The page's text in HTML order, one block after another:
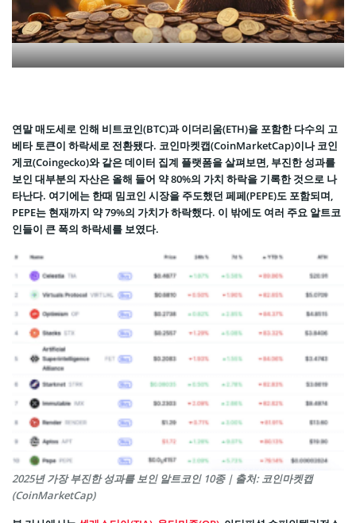
연말 매도세로 인해 비트코인(BTC)과 이더리움(ETH)을 포함한 다수의 고
베타 토큰이 하락세로 전환됐다. 코인마켓캡(CoinMarketCap)이나 코인
게코(Coingecko)와 같은 데이터 집계 플랫폼을 살펴보면, 부진한 성과를
보인 대부분의 자산은 올해 들어 약 80%의 가치 하락을 기록한 것으로 나
타난다. 여기에는 한때 밈코인 시장을 주도했던 페페(PEPE)도 포함되며,
PEPE는 현재까지 약 79%의 가치가 하락했다. 이 밖에도 여러 주요 알트코
인들이 큰 폭의 하락세를 보였다.
2025년 가장 부진한 성과를 보인 알트코인 10종 | 출처: 코인마켓캡
(CoinMarketCap)